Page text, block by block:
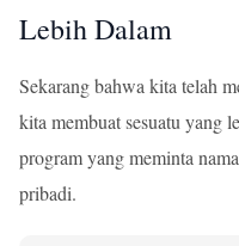
Lebih Dalam
Sekarang bahwa kita telah
kita membuat sesuatu yang
program yang meminta
pribadi.